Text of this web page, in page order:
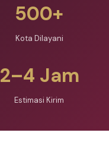
500+
Kota Dilayani
2–4 Jam
Estimasi Kirim